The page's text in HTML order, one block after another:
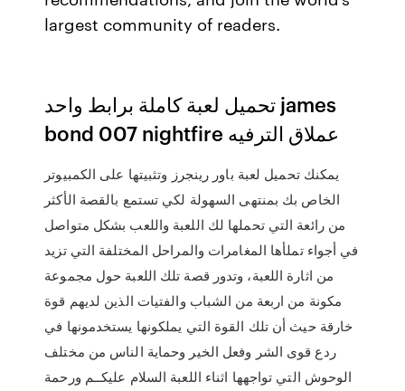
largest community of readers.
تحميل لعبة كاملة برابط واحد james
bond 007 nightfire عملاق الترفيه
يمكنك تحميل لعبة باور رينجرز وتثبيتها على الكمبيوتر
الخاص بك بمنتهى السهولة لكي تستمع بالقصة الأكثر
من رائعة التي تحملها لك اللعبة واللعب بشكل متواصل
في أجواء تملأها المغامرات والمراحل المختلفة التي تزيد
من اثارة اللعبة، وتدور قصة تلك اللعبة حول مجموعة
مكونة من اربعة من الشباب والفتيات الذين لديهم قوة
خارقة حيث أن تلك القوة التي يملكونها يستخدمونها في
ردع قوى الشر وفعل الخير وحماية الناس من مختلف
الوحوش التي تواجهها اثناء اللعبة السلام عليكــم ورحمة